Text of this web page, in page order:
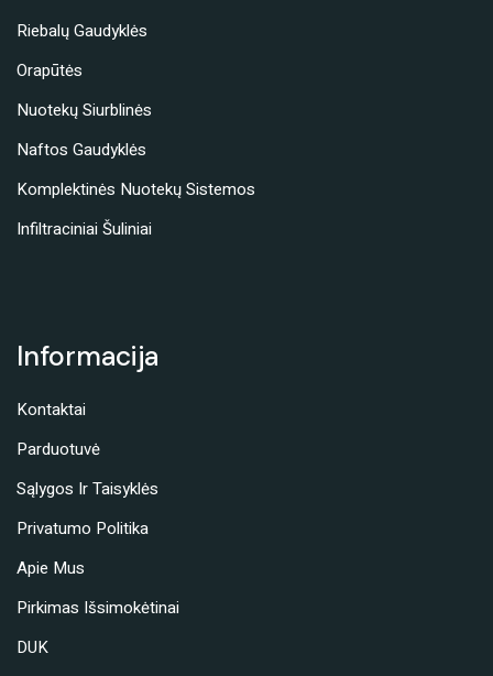
Riebalų Gaudyklės
Orapūtės
Nuotekų Siurblinės
Naftos Gaudyklės
Komplektinės Nuotekų Sistemos
Infiltraciniai Šuliniai
Informacija
Kontaktai
Parduotuvė
Sąlygos Ir Taisyklės
Privatumo Politika
Apie Mus
Pirkimas Išsimokėtinai
DUK